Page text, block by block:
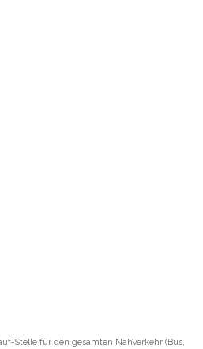
Stelle für den gesamten NahVerkehr (Bus,